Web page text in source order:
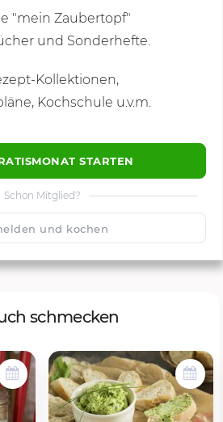
"mein Zaubertopf"
und Sonderhefte.
Kollektionen,
Kochschule u.v.m.
STARTEN
Schon Mitglied?
und kochen
Speichern
schmecken